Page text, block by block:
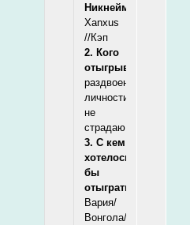
Никнейм:
Xanxus
//Кэп
2. Кого
отыгрываю:
раздвоением
личности
не
страдаю
3. С кем
хотелось
бы
отыграть:
Вария/
Вонгола/